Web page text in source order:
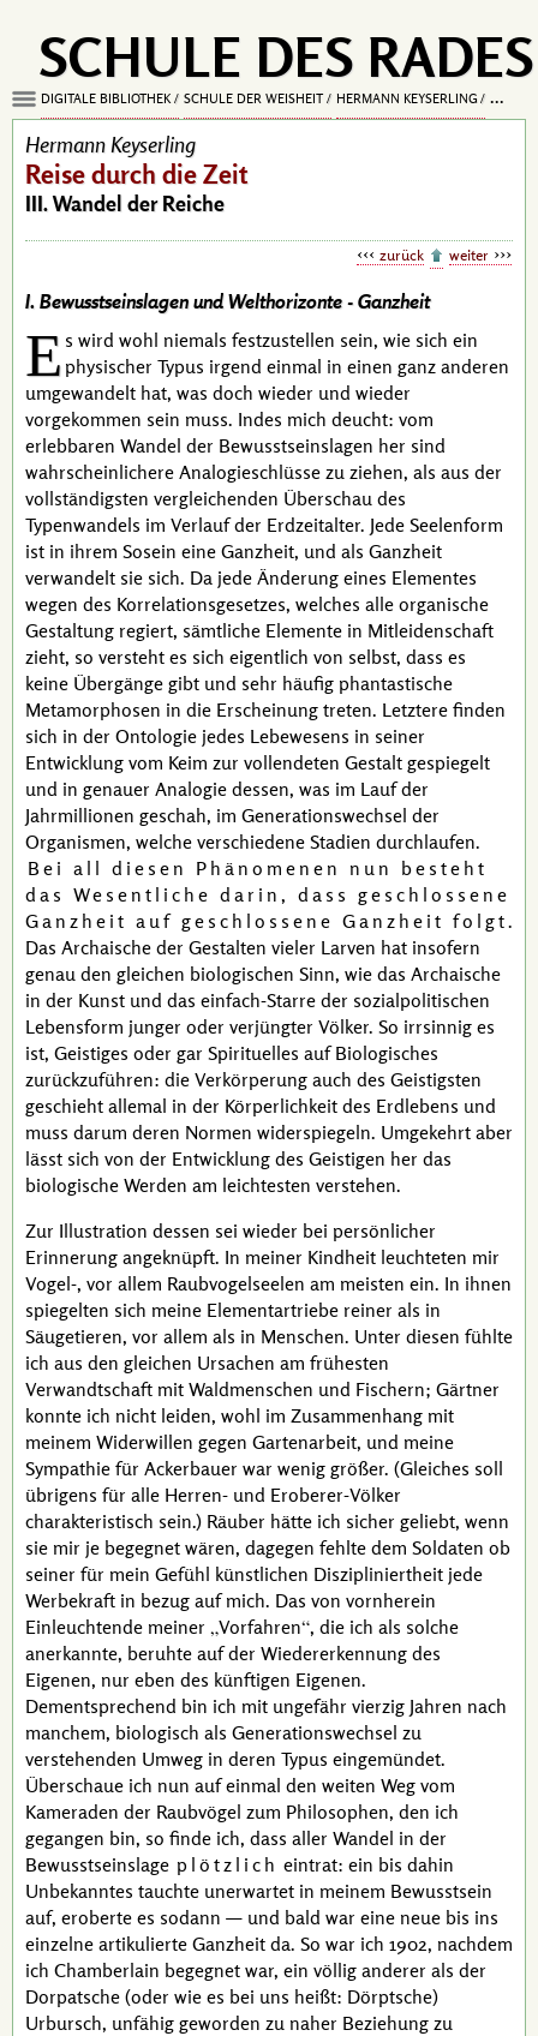
SCHULE DES RADES
DIGITALE BIBLIOTHEK SCHULE DER WEISHEIT HERMANN KEYSERLING REISE
Hermann Keyserling
Reise durch die Zeit
III. Wandel der Reiche
zurück weiter
I. Bewusstseinslagen und Welthorizonte - Ganzheit
E s wird wohl niemals festzustellen sein, wie sich ein
physischer Typus irgend einmal in einen ganz anderen
umgewandelt hat, was doch wieder und wieder
vorgekommen sein muss. Indes mich deucht: vom
erlebbaren Wandel der Bewusstseinslagen her sind
wahrscheinlichere Analogieschlüsse zu ziehen, als aus der
vollständigsten vergleichenden Überschau des
Typenwandels im Verlauf der Erdzeitalter. Jede Seelenform
ist in ihrem Sosein eine Ganzheit, und als Ganzheit
verwandelt sie sich. Da jede Änderung eines Elementes
wegen des Korrelationsgesetzes, welches alle organische
Gestaltung regiert, sämtliche Elemente in Mitleidenschaft
zieht, so versteht es sich eigentlich von selbst, dass es
keine Übergänge gibt und sehr häufig phantastische
Metamorphosen in die Erscheinung treten. Letztere finden
sich in der Ontologie jedes Lebewesens in seiner
Entwicklung vom Keim zur vollendeten Gestalt gespiegelt
und in genauer Analogie dessen, was im Lauf der
Jahrmillionen geschah, im Generationswechsel der
Organismen, welche verschiedene Stadien durchlaufen.
Bei all diesen Phänomenen nun besteht
das Wesentliche darin, dass geschlossene
Ganzheit auf geschlossene Ganzheit folgt.
Das Archaische der Gestalten vieler Larven hat insofern
genau den gleichen biologischen Sinn, wie das Archaische
in der Kunst und das einfach-Starre der sozialpolitischen
Lebensform junger oder verjüngter Völker. So irrsinnig es
ist, Geistiges oder gar Spirituelles auf Biologisches
zurückzuführen: die Verkörperung auch des Geistigsten
geschieht allemal in der Körperlichkeit des Erdlebens und
muss darum deren Normen widerspiegeln. Umgekehrt aber
lässt sich von der Entwicklung des Geistigen her das
biologische Werden am leichtesten verstehen.
Zur Illustration dessen sei wieder bei persönlicher
Erinnerung angeknüpft. In meiner Kindheit leuchteten mir
Vogel-, vor allem Raubvogelseelen am meisten ein. In ihnen
spiegelten sich meine Elementartriebe reiner als in
Säugetieren, vor allem als in Menschen. Unter diesen fühlte
ich aus den gleichen Ursachen am frühesten
Verwandtschaft mit Waldmenschen und Fischern; Gärtner
konnte ich nicht leiden, wohl im Zusammenhang mit
meinem Widerwillen gegen Gartenarbeit, und meine
Sympathie für Ackerbauer war wenig größer. (Gleiches soll
übrigens für alle Herren- und Eroberer-Völker
charakteristisch sein.) Räuber hätte ich sicher geliebt, wenn
sie mir je begegnet wären, dagegen fehlte dem Soldaten ob
seiner für mein Gefühl künstlichen Diszipliniertheit jede
Werbekraft in bezug auf mich. Das von vornherein
Einleuchtende meiner Vorfahren , die ich als solche
anerkannte, beruhte auf der Wiedererkennung des
Eigenen, nur eben des künftigen Eigenen.
Dementsprechend bin ich mit ungefähr vierzig Jahren nach
manchem, biologisch als Generationswechsel zu
verstehenden Umweg in deren Typus eingemündet.
Überschaue ich nun auf einmal den weiten Weg vom
Kameraden der Raubvögel zum Philosophen, den ich
gegangen bin, so finde ich, dass aller Wandel in der
Bewusstseinslage plötzlich eintrat: ein bis dahin
Unbekanntes tauchte unerwartet in meinem Bewusstsein
auf, eroberte es sodann — und bald war eine neue bis ins
einzelne artikulierte Ganzheit da. So war ich 1902, nachdem
ich Chamberlain begegnet war, ein völlig anderer als der
Dorpatsche (oder wie es bei uns heißt: Dörptsche)
Urbursch, unfähig geworden zu naher Beziehung zu